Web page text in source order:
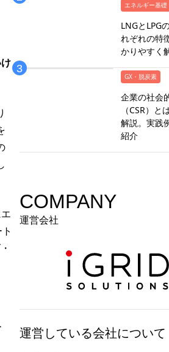
エネルギー基礎
LNGとLPG
れぞれの特
かりやすく
GX・脱炭素
企業の社会
（CSR）と
解説。実践
紹介
COMPANY
運営会社
運営している会社について